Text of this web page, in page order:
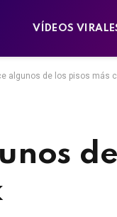
VÍDEOS
algunos de los pisos más